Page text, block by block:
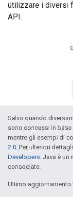
utilizzare i diversi
API.
Salvo quando
sono concessi in base
mentre gli esempi di
2.0. Per ulteriori
Developers. Java è un
consociate.
Ultimo aggiornamento